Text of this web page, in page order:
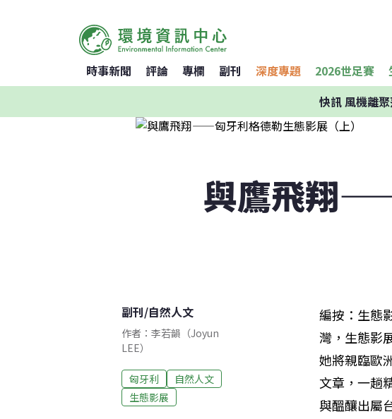
時事新聞 評論 專欄 副刊 深度專題 2026世足賽
快訊風機離
與鷹飛翔
副刊/自然人文
作者：李若韻（Joyun
LEE）​
匈牙利
自然人文
生態影展
編按：生態
灣，生態影
她將親臨歐
文章，一趟
與醞釀出屬